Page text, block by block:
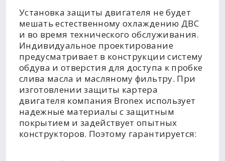
Установка защиты двигателя не будет
мешать естественному охлаждению ДВС
и во время технического обслуживания.
Индивидуальное проектирование
предусматривает в конструкции систему
обдува и отверстия для доступа к пробке
слива масла и масляному фильтру. При
изготовлении защиты картера
двигателя компания Bronex использует
надежные материалы с защитным
покрытием и задействует опытных
конструкторов. Поэтому гарантируется: